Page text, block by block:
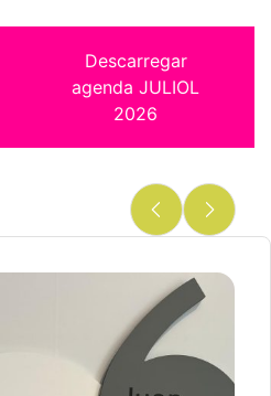
Descarregar
agenda JULIOL
2026